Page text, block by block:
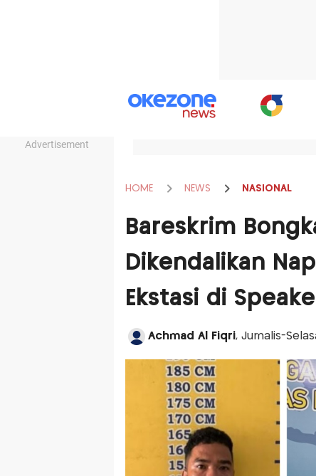
Advertisement
HOME NEWS NASIONAL
Bareskrim
Dikendalikan
Ekstasi di
Achmad Al Fiqri, Jurnalis-